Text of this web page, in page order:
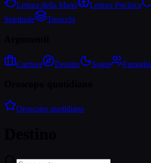
Lettura della Mano
Lettura Psichica
Spirituale
Tarocchi
Carriera Destino Sogni Famiglia
Oroscopo quotidiano